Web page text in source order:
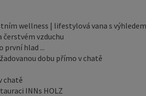
wellness | lifestylová vana s
vzduchu
hlad ...
dobu přímo v chatě
chatě
INNs HOLZ